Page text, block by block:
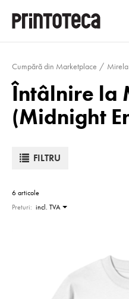
Cumpără din Marketplace
Întâlnire la
(Midnight
FILTRU
6 articole
Preturi: incl. TVA